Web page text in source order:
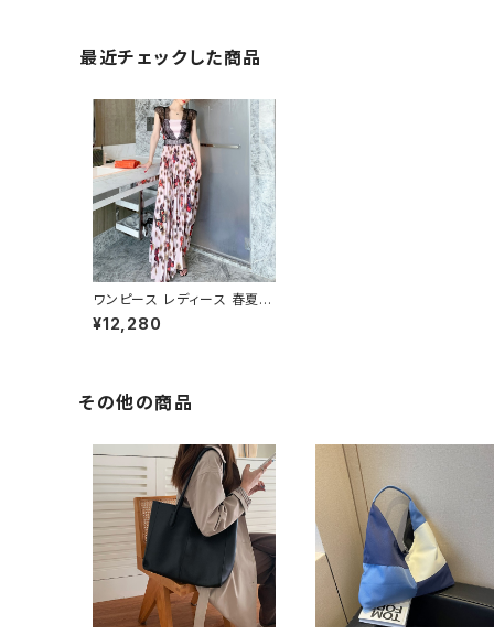
最近チェックした商品
ワンピース レディース 春夏
秋冬 春 夏 秋 冬 花柄 蝶 ノー
スリーブ レース ドレス 花柄
ス プリーツワンピース ロング
ワンピース ノースリーブ エレ
式 パーティードレス ノースリ
ーブワンピース 大人 カジュア
ル 10代 20代 30代 40代 C-
OSS0068
¥12,280
その他の商品